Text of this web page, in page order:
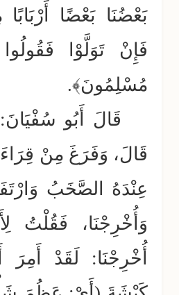
بَعْضُنَا بَعْضًا
فَإِنْ تَوَلَّوْا
مُسْلِمُونَ﴾.
قَالَ أَبُو
قَالَ، وَفَرَغَ مِنْ
عِنْدَهُ الصَّخَبُ
وَأُخْرِجْنَا، فَقُلْتُ
أُخْرِجْنَا: لَقَدْ